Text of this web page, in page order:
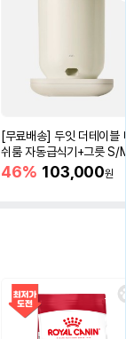
[무료배송] 두잇 더테이블 머
쉬룸 자동급식기+그릇 S/M
46% 103,000원